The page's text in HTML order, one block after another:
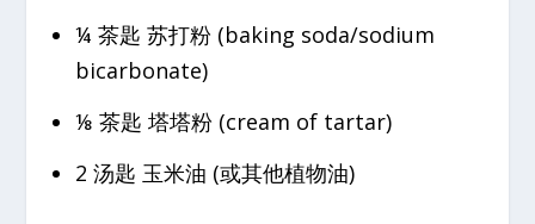
¼ 茶匙 苏打粉 (baking soda/sodium
bicarbonate)
⅛ 茶匙 塔塔粉 (cream of tartar)
2 汤匙 玉米油 (或其他植物油)